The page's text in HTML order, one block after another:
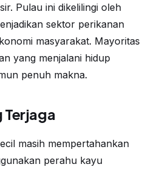
Pulau ini dikelilingi oleh
sektor perikanan
masyarakat. Mayoritas
yang menjalani hidup
penuh makna.
Terjaga
masih mempertahankan
perahu kayu